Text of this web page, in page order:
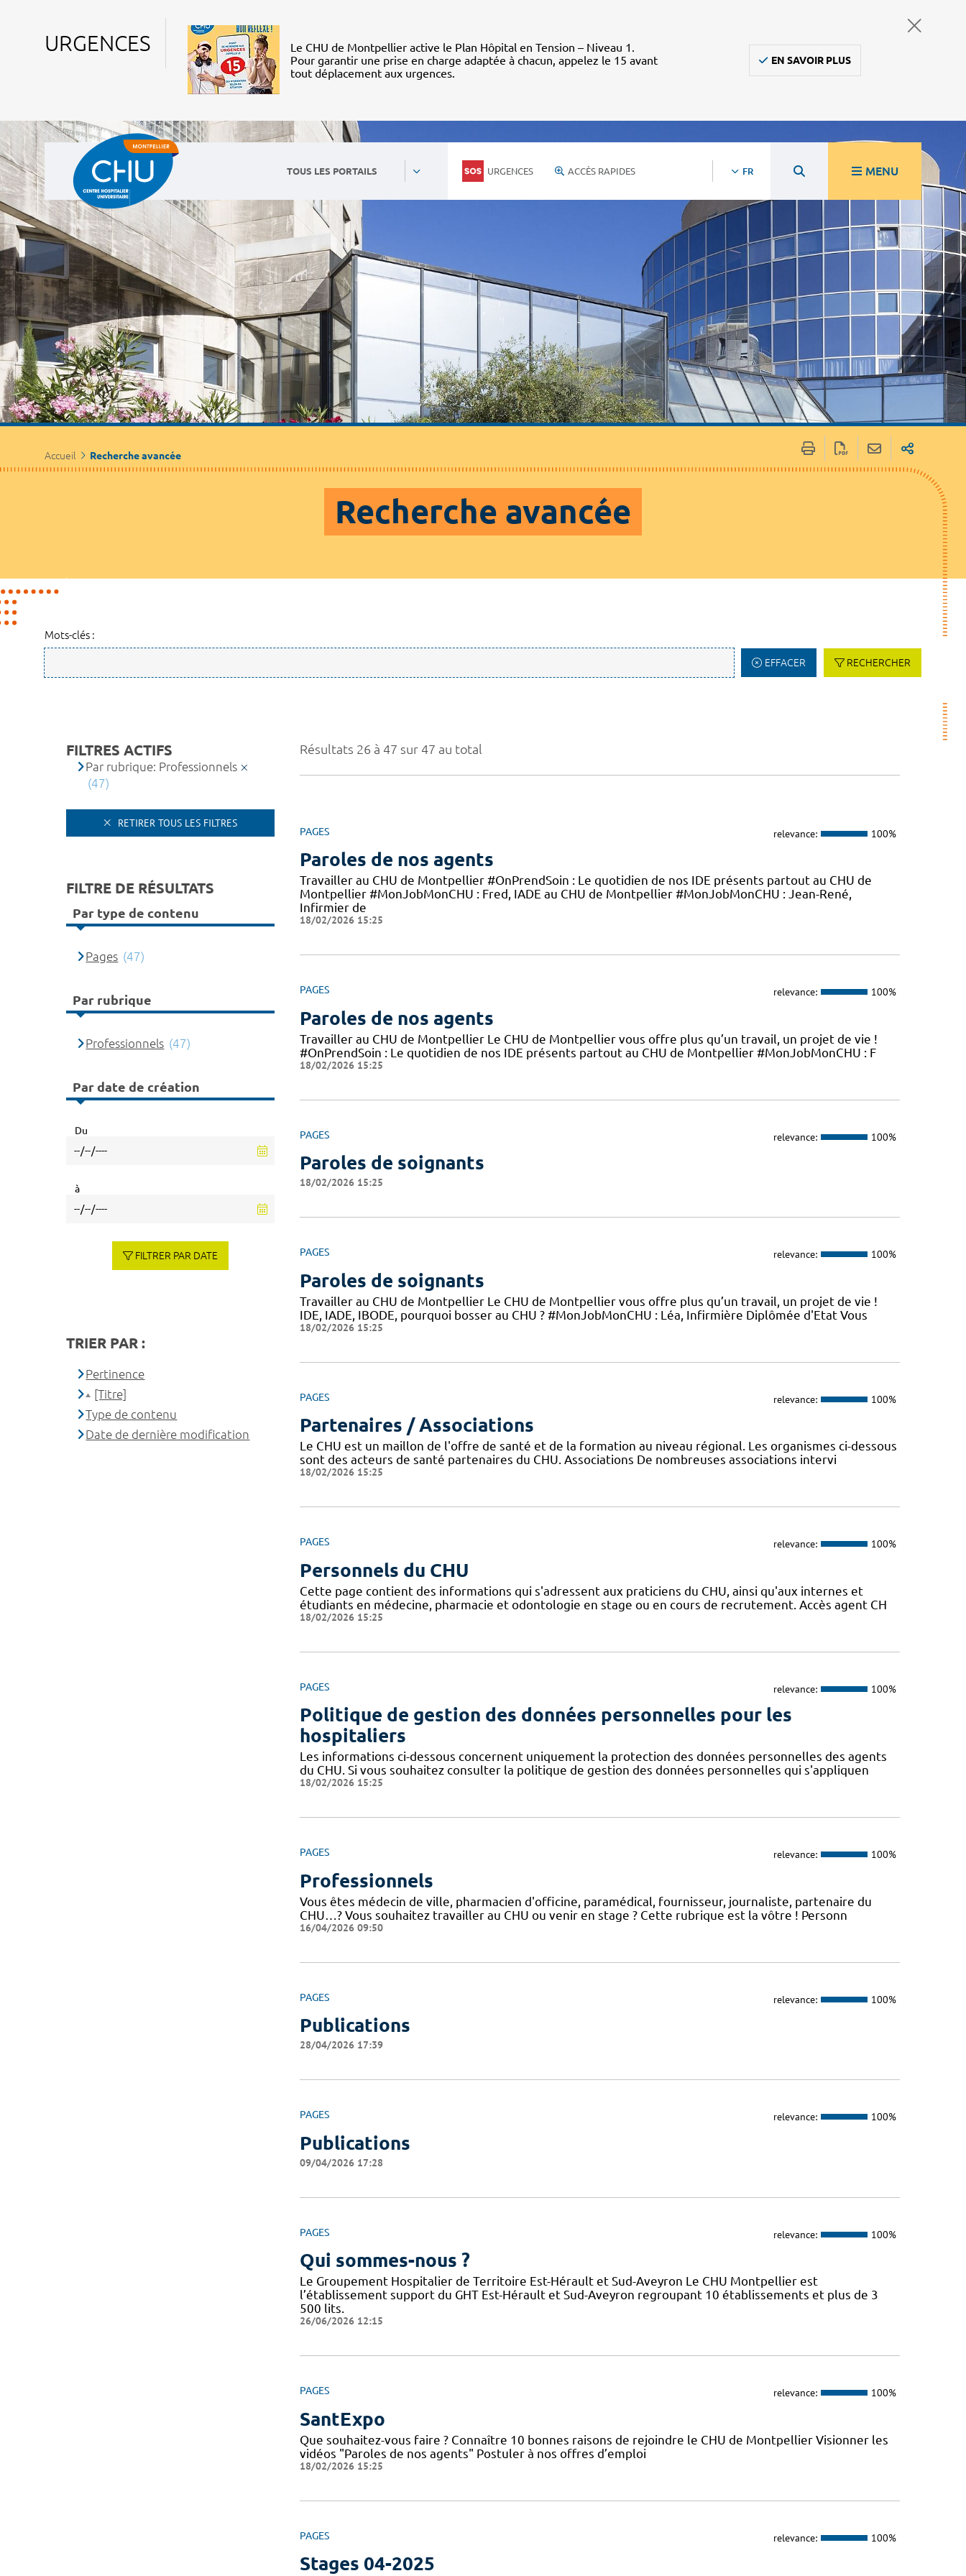
URGENCES
Le CHU de Montpellier active le Plan Hôpital en Tension – Niveau 1.
Pour garantir une prise en charge adaptée à chacun, appelez le 15 avant
tout déplacement aux urgences.
EN SAVOIR PLUS
TOUS LES PORTAILS URGENCES ACCÈS RAPIDES FR MENU
Accueil Recherche avancée
Recherche avancée
Mots-clés :
EFFACER RECHERCHER
Résultats 26 à 47 sur 47 au total
PAGES relevance: 100%
Paroles de nos agents
Travailler au CHU de Montpellier #OnPrendSoin : Le quotidien de nos IDE présents partout au CHU de
Montpellier #MonJobMonCHU : Fred, IADE au CHU de Montpellier #MonJobMonCHU : Jean-René,
Infirmier de
18/02/2026 15:25
PAGES relevance: 100%
Paroles de nos agents
Travailler au CHU de Montpellier Le CHU de Montpellier vous offre plus qu’un travail, un projet de vie !
#OnPrendSoin : Le quotidien de nos IDE présents partout au CHU de Montpellier #MonJobMonCHU : F
18/02/2026 15:25
PAGES relevance: 100%
Paroles de soignants
18/02/2026 15:25
PAGES relevance: 100%
Paroles de soignants
Travailler au CHU de Montpellier Le CHU de Montpellier vous offre plus qu’un travail, un projet de vie !
IDE, IADE, IBODE, pourquoi bosser au CHU ? #MonJobMonCHU : Léa, Infirmière Diplômée d'Etat Vous
18/02/2026 15:25
PAGES relevance: 100%
Partenaires / Associations
Le CHU est un maillon de l'offre de santé et de la formation au niveau régional. Les organismes ci-dessous
sont des acteurs de santé partenaires du CHU. Associations De nombreuses associations intervi
18/02/2026 15:25
PAGES relevance: 100%
Personnels du CHU
Cette page contient des informations qui s'adressent aux praticiens du CHU, ainsi qu'aux internes et
étudiants en médecine, pharmacie et odontologie en stage ou en cours de recrutement. Accès agent CH
18/02/2026 15:25
PAGES relevance: 100%
Politique de gestion des données personnelles pour les
hospitaliers
Les informations ci-dessous concernent uniquement la protection des données personnelles des agents
du CHU. Si vous souhaitez consulter la politique de gestion des données personnelles qui s'appliquen
18/02/2026 15:25
PAGES relevance: 100%
Professionnels
Vous êtes médecin de ville, pharmacien d'officine, paramédical, fournisseur, journaliste, partenaire du
CHU…? Vous souhaitez travailler au CHU ou venir en stage ? Cette rubrique est la vôtre ! Personn
16/04/2026 09:50
PAGES relevance: 100%
Publications
28/04/2026 17:39
PAGES relevance: 100%
Publications
09/04/2026 17:28
PAGES relevance: 100%
Qui sommes-nous ?
Le Groupement Hospitalier de Territoire Est-Hérault et Sud-Aveyron Le CHU Montpellier est
l’établissement support du GHT Est-Hérault et Sud-Aveyron regroupant 10 établissements et plus de 3
500 lits.
26/06/2026 12:15
PAGES relevance: 100%
SantExpo
Que souhaitez-vous faire ? Connaître 10 bonnes raisons de rejoindre le CHU de Montpellier Visionner les
vidéos "Paroles de nos agents" Postuler à nos offres d’emploi
18/02/2026 15:25
PAGES relevance: 100%
Stages 04-2025
FILTRES ACTIFS
Par rubrique: Professionnels
(47)
RETIRER TOUS LES FILTRES
FILTRE DE RÉSULTATS
Par type de contenu
Pages (47)
Par rubrique
Professionnels (47)
Par date de création
Du
à
FILTRER PAR DATE
TRIER PAR :
Pertinence
[Titre]
Type de contenu
Date de dernière modification